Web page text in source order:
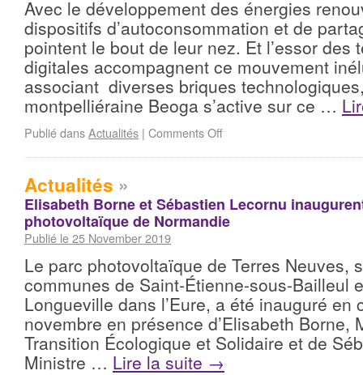
Avec le développement des énergies
dispositifs d’autoconsommation et de
pointent le bout de leur nez. Et l’essor des
digitales accompagnent ce mouvement
associant diverses briques
montpelliéraine Beoga s’active sur ce …
Publié dansActualités | Comments Off
Actualités »
Elisabeth Borne et Sébastien Lecornu
photovoltaïque de Normandie
Publié le 25 November 2019
Le parc photovoltaïque de Terres Neuves,
communes de Saint-Étienne-sous-Bailleul
Longueville dans l’Eure, a été inauguré en
novembre en présence d’Elisabeth Borne,
Transition Écologique et Solidaire et de
Ministre … Lire la suite →